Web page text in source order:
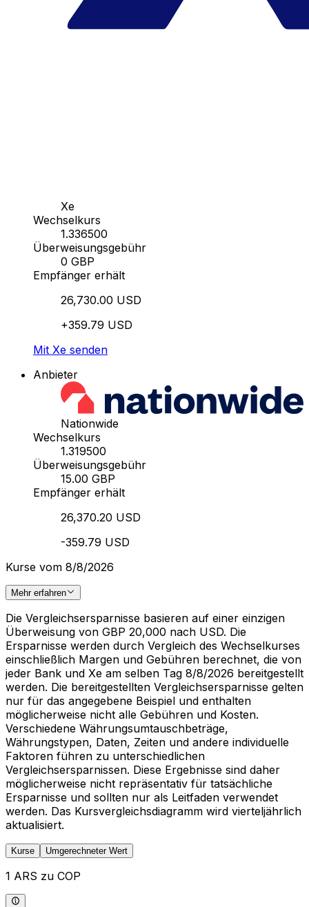
Xe
Wechselkurs
1.336500
Überweisungsgebühr
0 GBP
Empfänger erhält
26,730.00 USD
+359.79 USD
Mit Xe senden
Anbieter
Nationwide
Wechselkurs
1.319500
Überweisungsgebühr
15.00 GBP
Empfänger erhält
26,370.20 USD
-359.79 USD
Kurse vom 8/8/2026
Mehr erfahren
Die Vergleichsersparnisse basieren auf einer einzigen
Überweisung von GBP 20,000 nach USD. Die
Ersparnisse werden durch Vergleich des Wechselkurses
einschließlich Margen und Gebühren berechnet, die von
jeder Bank und Xe am selben Tag 8/8/2026 bereitgestellt
werden. Die bereitgestellten Vergleichsersparnisse gelten
nur für das angegebene Beispiel und enthalten
möglicherweise nicht alle Gebühren und Kosten.
Verschiedene Währungsumtauschbeträge,
Währungstypen, Daten, Zeiten und andere individuelle
Faktoren führen zu unterschiedlichen
Vergleichsersparnissen. Diese Ergebnisse sind daher
möglicherweise nicht repräsentativ für tatsächliche
Ersparnisse und sollten nur als Leitfaden verwendet
werden. Das Kursvergleichsdiagramm wird vierteljährlich
aktualisiert.
Kurse Umgerechneter Wert
1 ARS zu COP